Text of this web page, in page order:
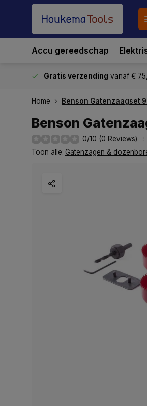
Accu gereedschap
Gratis verzending vanaf €
Home Benson Gatenzaagset
Benson
0/10 (0 Reviews)
Toon alle: Gatenzagen &